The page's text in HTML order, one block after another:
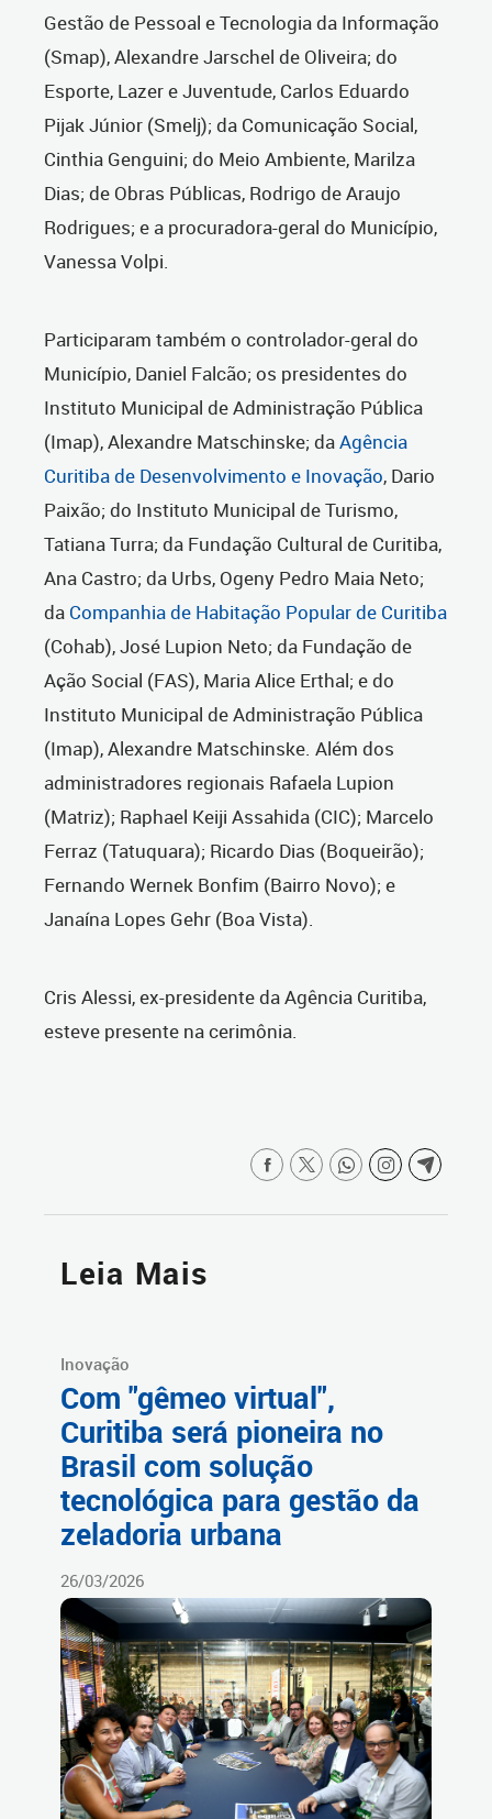
Gestão de Pessoal e Tecnologia da Informação
(Smap), Alexandre Jarschel de Oliveira; do
Esporte, Lazer e Juventude, Carlos Eduardo
Pijak Júnior (Smelj); da Comunicação Social,
Cinthia Genguini; do Meio Ambiente, Marilza
Dias; de Obras Públicas, Rodrigo de Araujo
Rodrigues; e a procuradora-geral do Município,
Vanessa Volpi.
Participaram também o controlador-geral do
Município, Daniel Falcão; os presidentes do
Instituto Municipal de Administração Pública
(Imap), Alexandre Matschinske; daAgência
Curitiba de Desenvolvimento e Inovação, Dario
Paixão; do Instituto Municipal de Turismo,
Tatiana Turra; da Fundação Cultural de Curitiba,
Ana Castro; da Urbs, Ogeny Pedro Maia Neto;
da Companhia de Habitação Popular de Curitiba
(Cohab), José Lupion Neto; da Fundação de
Ação Social (FAS), Maria Alice Erthal; e do
Instituto Municipal de Administração Pública
(Imap), Alexandre Matschinske. Além dos
administradores regionais Rafaela Lupion
(Matriz); Raphael Keiji Assahida (CIC); Marcelo
Ferraz (Tatuquara); Ricardo Dias (Boqueirão);
Fernando Wernek Bonfim (Bairro Novo); e
Janaína Lopes Gehr (Boa Vista).
Cris Alessi, ex-presidente da Agência Curitiba,
esteve presente na cerimônia.
Leia Mais
Inovação
Com "gêmeo virtual",
Curitiba será pioneira no
Brasil com solução
tecnológica para gestão da
zeladoria urbana
26/03/2026